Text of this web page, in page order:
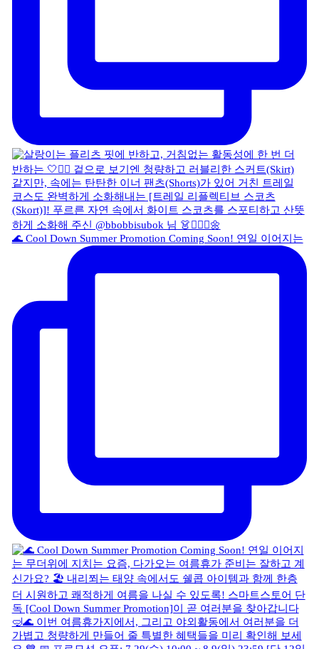
🌊 Cool Down Summer Promotion Coming Soon! 연일 이어지는